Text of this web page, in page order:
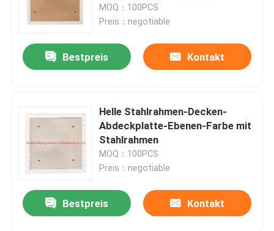
Wohngebäude
MOQ：100PCS
Preis：negotiable
Bestpreis Kontakt
Helle Stahlrahmen-Decken-
Abdeckplatte-Ebenen-Farbe mit
Stahlrahmen
MOQ：100PCS
Preis：negotiable
Bestpreis Kontakt